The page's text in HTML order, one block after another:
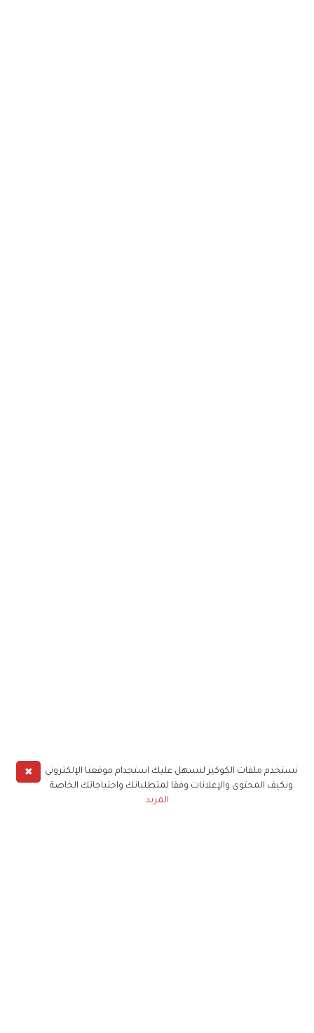
✖
نستخدم ملفات الكوكيز لنسهل عليك استخدام موقعنا الإلكتروني
ونكيف المحتوى والإعلانات وفقا لمتطلباتك واحتياجاتك الخاصة
المزيد